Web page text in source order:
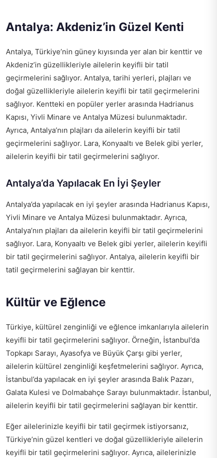
Antalya: Akdeniz’in Güzel Kenti
Antalya, Türkiye’nin güney kıyısında yer alan bir kenttir ve
Akdeniz’in güzellikleriyle ailelerin keyifli bir tatil
geçirmelerini sağlıyor. Antalya, tarihi yerleri, plajları ve
doğal güzellikleriyle ailelerin keyifli bir tatil geçirmelerini
sağlıyor. Kentteki en popüler yerler arasında Hadrianus
Kapısı, Yivli Minare ve Antalya Müzesi bulunmaktadır.
Ayrıca, Antalya’nın plajları da ailelerin keyifli bir tatil
geçirmelerini sağlıyor. Lara, Konyaaltı ve Belek gibi yerler,
ailelerin keyifli bir tatil geçirmelerini sağlıyor.
Antalya’da Yapılacak En İyi Şeyler
Antalya’da yapılacak en iyi şeyler arasında Hadrianus Kapısı,
Yivli Minare ve Antalya Müzesi bulunmaktadır. Ayrıca,
Antalya’nın plajları da ailelerin keyifli bir tatil geçirmelerini
sağlıyor. Lara, Konyaaltı ve Belek gibi yerler, ailelerin keyifli
bir tatil geçirmelerini sağlıyor. Antalya, ailelerin keyifli bir
tatil geçirmelerini sağlayan bir kenttir.
Kültür ve Eğlence
Türkiye, kültürel zenginliği ve eğlence imkanlarıyla ailelerin
keyifli bir tatil geçirmelerini sağlıyor. Örneğin, İstanbul’da
Topkapı Sarayı, Ayasofya ve Büyük Çarşı gibi yerler,
ailelerin kültürel zenginliği keşfetmelerini sağlıyor. Ayrıca,
İstanbul’da yapılacak en iyi şeyler arasında Balık Pazarı,
Galata Kulesi ve Dolmabahçe Sarayı bulunmaktadır. İstanbul,
ailelerin keyifli bir tatil geçirmelerini sağlayan bir kenttir.
Eğer ailelerinizle keyifli bir tatil geçirmek istiyorsanız,
Türkiye’nin güzel kentleri ve doğal güzellikleriyle ailelerin
keyifli bir tatil geçirmelerini sağlıyor. Ayrıca, ailelerinizle